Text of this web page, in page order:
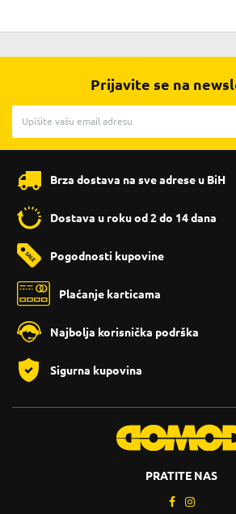
Prijavite se na
Brza dostava na sve adrese u BiH
Dostava u roku od 2 do 14 dana
Pogodnosti kupovine
Plaćanje karticama
Najbolja korisnička podrška
Sigurna kupovina
PRATITE NAS